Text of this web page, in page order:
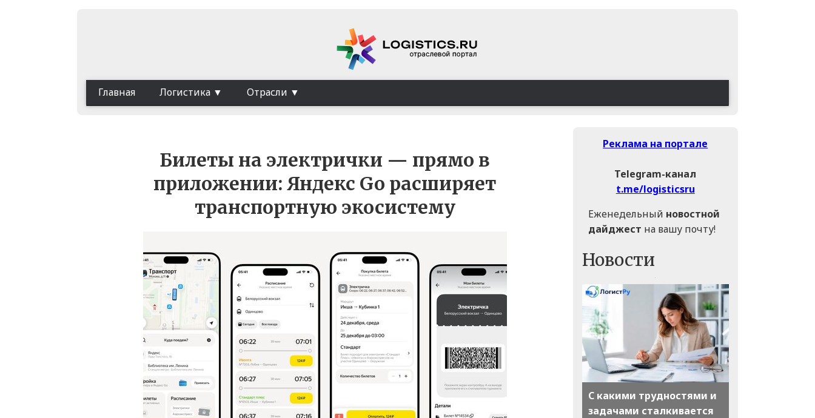
Главная Логистика Отрасли
Билеты на электрички — прямо в
приложении: Яндекс Go расширяет
транспортную экосистему
Реклама на портале
Telegram-канал
t.me/logisticsru
Еженедельный новостной
дайджест на вашу почту!
Новости
С какими трудностями и
задачами сталкивается